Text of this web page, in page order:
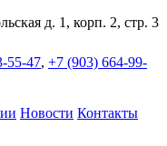
д. 1, корп. 2, стр. 3
55-47, +7 (903) 664-99-
Новости Контакты